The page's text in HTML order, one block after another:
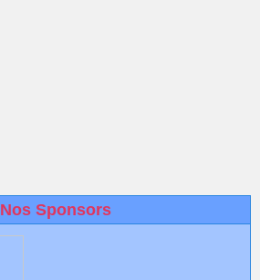
Nos Sponsors